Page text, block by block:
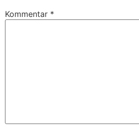
Kommentar *